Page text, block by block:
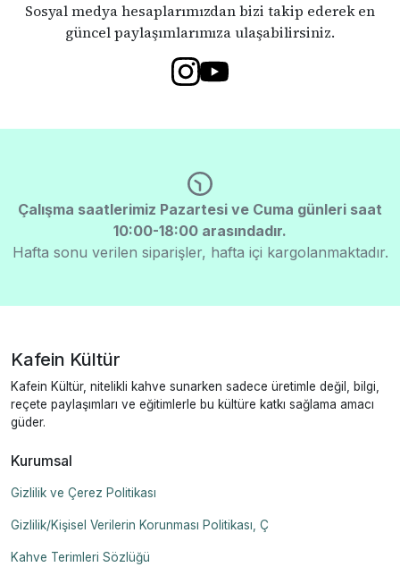
Sosyal medya hesaplarımızdan bizi takip ederek en
güncel paylaşımlarımıza ulaşabilirsiniz.
Çalışma saatlerimiz Pazartesi ve Cuma günleri saat
10:00-18:00 arasındadır.
Hafta sonu verilen siparişler, hafta içi kargolanmaktadır.
Kafein Kültür
Kafein Kültür, nitelikli kahve sunarken sadece üretimle değil, bilgi,
reçete paylaşımları ve eğitimlerle bu kültüre katkı sağlama amacı
güder.
Kurumsal
Gizlilik ve Çerez Politikası
Gizlilik/Kişisel Verilerin Korunması Politikası, Ç
Kahve Terimleri Sözlüğü